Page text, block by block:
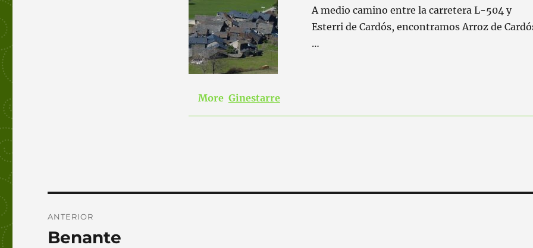
A medio camino entre la carretera L-504 y
Esterri de Cardós, encontramos Arroz de
…
More Ginestarre
de
ANTERIOR
Entrada
Benante